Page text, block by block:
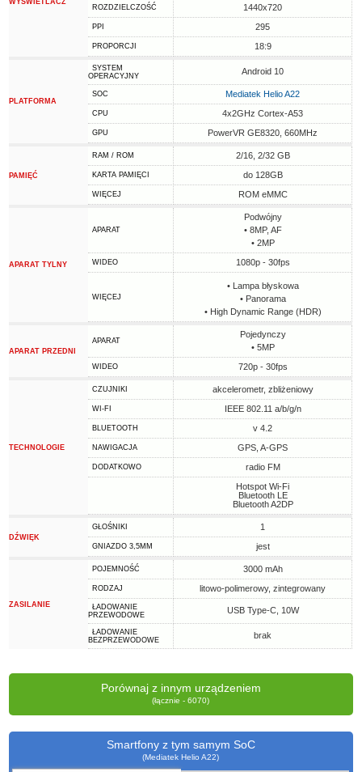
WYŚWIETLACZ
ROZDZIELCZOŚĆ 1440x720
PPI 295
PROPORCJI 18:9
PLATFORMA
SYSTEM
OPERACYJNY
Android 10
SOC Mediatek Helio A22
CPU 4x2GHz Cortex-A53
GPU PowerVR GE8320, 660MHz
PAMIĘĆ
RAM / ROM 2/16, 2/32 GB
KARTA PAMIĘCI do 128GB
WIĘCEJ ROM eMMC
APARAT TYLNY
APARAT
Podwójny
• 8MP, AF
• 2MP
WIDEO 1080p - 30fps
WIĘCEJ
• Lampa błyskowa
• Panorama
• High Dynamic Range (HDR)
APARAT PRZEDNI
APARAT
Pojedynczy
• 5MP
WIDEO 720p - 30fps
TECHNOLOGIE
CZUJNIKI akcelerometr, zbliżeniowy
WI-FI IEEE 802.11 a/b/g/n
BLUETOOTH v 4.2
NAWIGACJA GPS, A-GPS
DODATKOWO
radio FM
Hotspot Wi-Fi
Bluetooth LE
Bluetooth A2DP
DŹWIĘK
GŁOŚNIKI 1
GNIAZDO 3,5MM jest
ZASILANIE
POJEMNOŚĆ 3000 mAh
RODZAJ litowo-polimerowy, zintegrowany
ŁADOWANIE
PRZEWODOWE
USB Type-C, 10W
ŁADOWANIE
BEZPRZEWODOWE
brak
Porównaj z innym urządzeniem
(łącznie - 6070)
Smartfony z tym samym SoC
(Mediatek Helio A22)